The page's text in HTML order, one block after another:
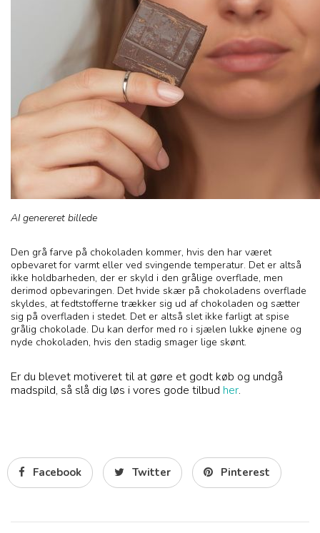
AI genereret billede
Den grå farve på chokoladen kommer, hvis den har været
opbevaret for varmt eller ved svingende temperatur. Det er altså
ikke holdbarheden, der er skyld i den grålige overflade, men
derimod opbevaringen. Det hvide skær på chokoladens overflade
skyldes, at fedtstofferne trækker sig ud af chokoladen og sætter
sig på overfladen i stedet. Det er altså slet ikke farligt at spise
grålig chokolade. Du kan derfor med ro i sjælen lukke øjnene og
nyde chokoladen, hvis den stadig smager lige skønt.
Er du blevet motiveret til at gøre et godt køb og undgå
madspild, så slå dig løs i vores gode tilbud her.
Facebook Twitter Pinterest